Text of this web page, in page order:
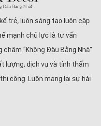
trẻ, luôn sáng tạo luôn cập
mạnh chủ lực là tư vấn
“Không Đâu Bằng Nhà”
lượng, dịch vụ và tính thẩm
công. Luôn mang lại sự hài